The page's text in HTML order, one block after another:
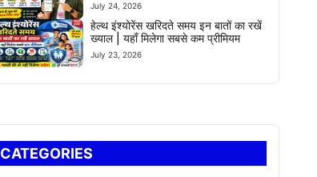
July 24, 2026
हेल्थ इंश्योरेंस खरिदते समय इन बातों का रखें
ख्याल | यहाँ मिलेगा सबसे कम प्रीमियम
July 23, 2026
CATEGORIES